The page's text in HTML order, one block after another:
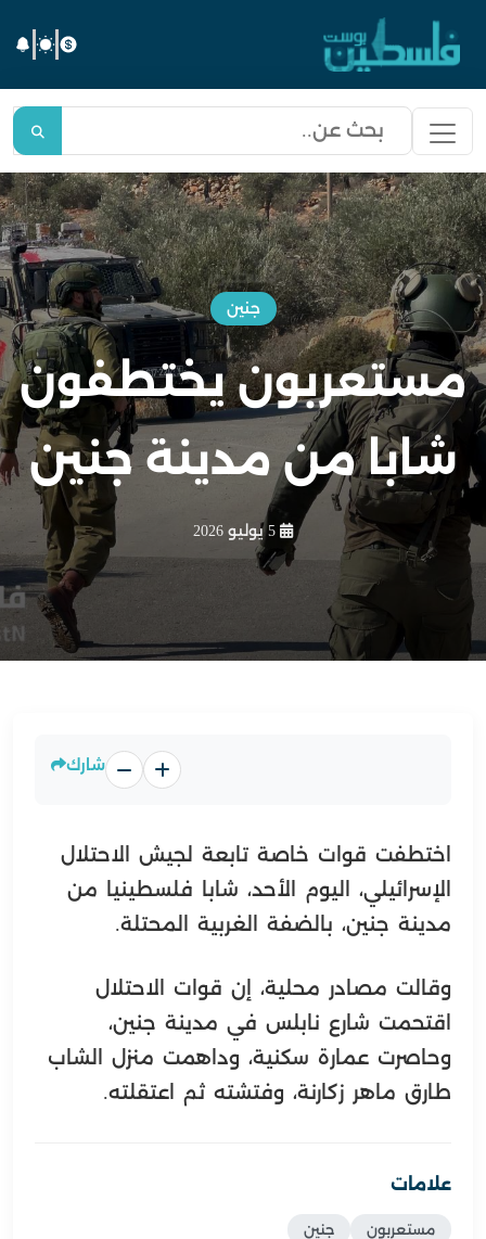
جنين
مستعربون يختطفون
شابا من مدينة جنين
شارك
اختطفت قوات خاصة تابعة لجيش الاحتلال
الإسرائيلي، اليوم الأحد، شابا فلسطينيا من
مدينة جنين، بالضفة الغربية المحتلة.
وقالت مصادر محلية، إن قوات الاحتلال
اقتحمت شارع نابلس في مدينة جنين،
وحاصرت عمارة سكنية، وداهمت منزل الشاب
طارق ماهر زكارنة، وفتشته ثم اعتقلته.
علامات
مستعربون جنين